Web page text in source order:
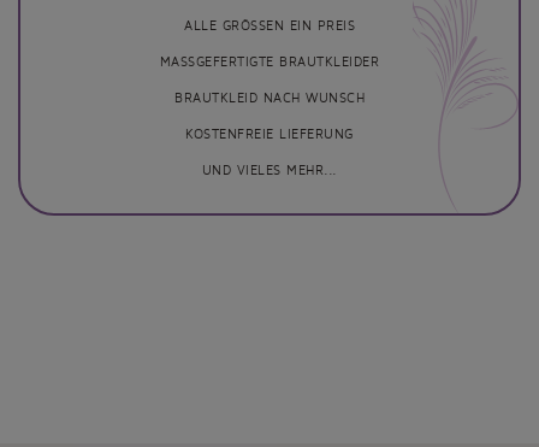
ALLE GRÖSSEN EIN PREIS
MASSGEFERTIGTE BRAUTKLEIDER
BRAUTKLEID NACH WUNSCH
KOSTENFREIE LIEFERUNG
UND VIELES MEHR...